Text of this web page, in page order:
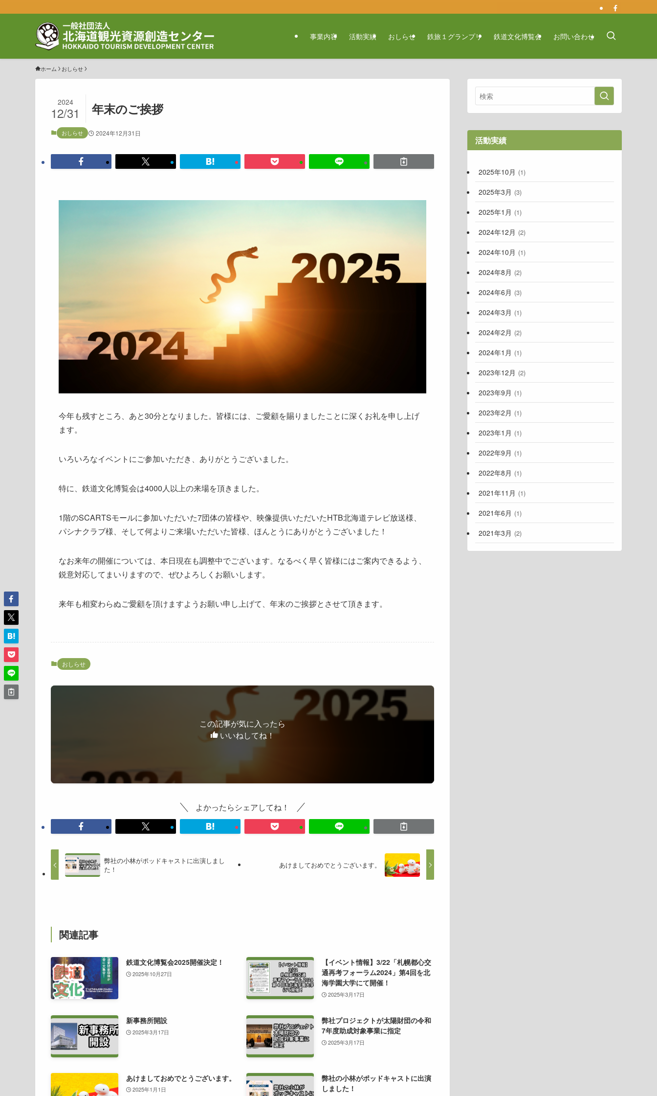
事業内容 活動実績 おしらせ 鉄旅１グランプリ 鉄道文化博覧会 お問い合わせ
ホーム おしらせ
年末のご挨拶
2024
12/31
おしらせ 2024年12月31日
今年も残すところ、あと30分となりました。皆様には、ご愛顧を賜りましたことに深くお礼を申し上げ
ます。
いろいろなイベントにご参加いただき、ありがとうございました。
特に、鉄道文化博覧会は4000人以上の来場を頂きました。
1階のSCARTSモールに参加いただいた7団体の皆様や、映像提供いただいたHTB北海道テレビ放送様、
パシナクラブ様、そして何よりご来場いただいた皆様、ほんとうにありがとうございました！
なお来年の開催については、本日現在も調整中でございます。なるべく早く皆様にはご案内できるよう、
鋭意対応してまいりますので、ぜひよろしくお願いします。
来年も相変わらぬご愛顧を頂けますようお願い申し上げて、年末のご挨拶とさせて頂きます。
おしらせ
この記事が気に入ったら
いいねしてね！
よかったらシェアしてね！
弊社の小林がポッドキャストに出演しまし
た！
あけましておめでとうございます。
関連記事
鉄道文化博覧会2025開催決定！
2025年10月27日
【イベント情報】3/22「札幌都心交
通再考フォーラム2024」第4回を北
海学園大学にて開催！
2025年3月17日
新事務所開設
2025年3月17日
弊社プロジェクトが太陽財団の令和
7年度助成対象事業に指定
2025年3月17日
あけましておめでとうございます。
2025年1月1日
弊社の小林がポッドキャストに出演
しました！
活動実績
2025年10月 (1)
2025年3月 (3)
2025年1月 (1)
2024年12月 (2)
2024年10月 (1)
2024年8月 (2)
2024年6月 (3)
2024年3月 (1)
2024年2月 (2)
2024年1月 (1)
2023年12月 (2)
2023年9月 (1)
2023年2月 (1)
2023年1月 (1)
2022年9月 (1)
2022年8月 (1)
2021年11月 (1)
2021年6月 (1)
2021年3月 (2)